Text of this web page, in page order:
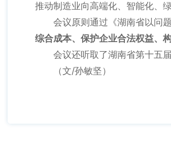
推动制造业向高端化、智能化、绿
会议原则通过《湖南省以问题
综合成本、保护企业合法权益、
会议还听取了湖南省第十五届
（文/孙敏坚）